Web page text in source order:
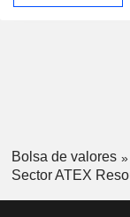
Bolsa de valores
Sector ATEX